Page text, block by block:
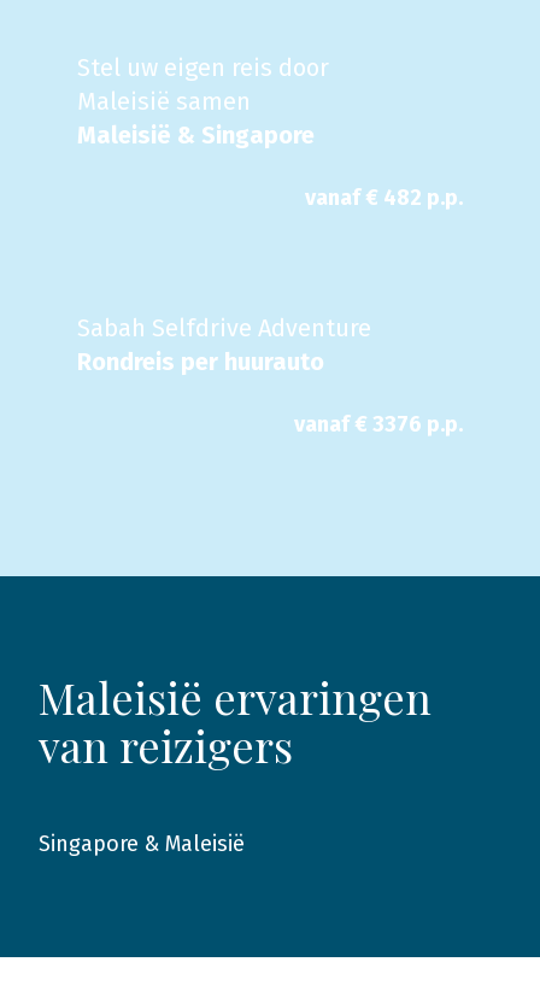
Stel uw eigen reis door
Maleisië samen
Maleisië & Singapore
vanaf € 482 p.p.
Sabah Selfdrive Adventure
Rondreis per huurauto
vanaf € 3376 p.p.
Maleisië ervaringen
van reizigers
2017
Singapore & Maleisië